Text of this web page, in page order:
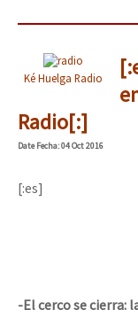
Ké Huelga Radio
Radio[:]
DateFecha: 04 Oct 2016
[:es]
-El cerco se cierra: